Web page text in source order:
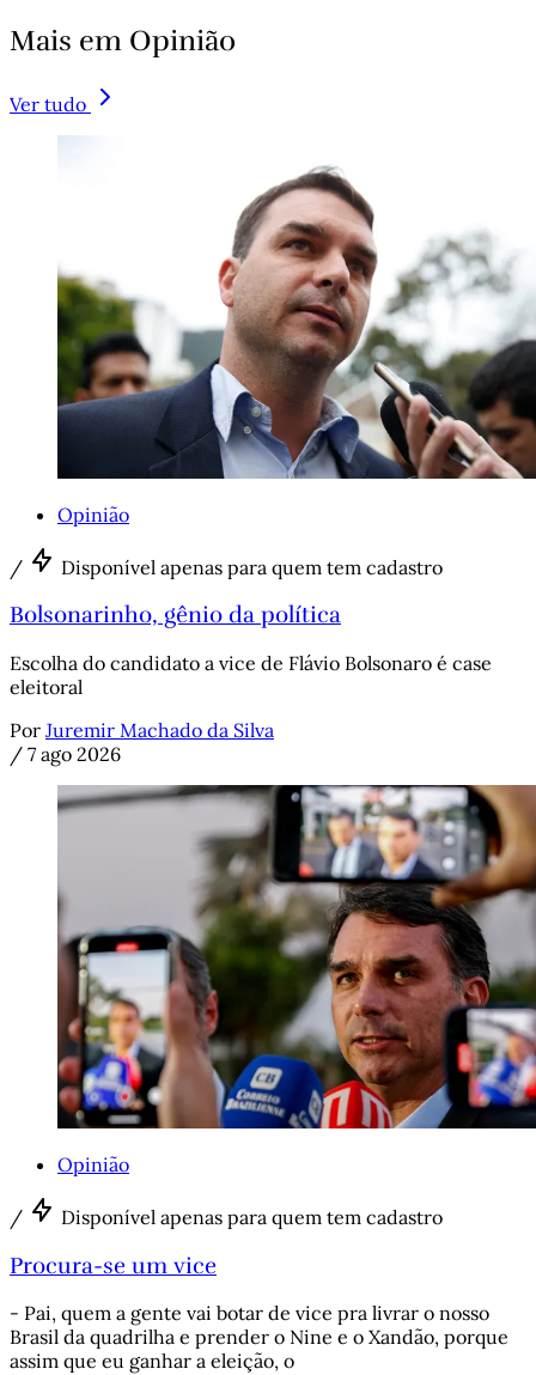
Mais em Opinião
Ver tudo
Opinião
/ Disponível apenas para quem tem cadastro
Bolsonarinho, gênio da política
Escolha do candidato a vice de Flávio Bolsonaro é case
eleitoral
Por Juremir Machado da Silva
/ 7 ago 2026
Opinião
/ Disponível apenas para quem tem cadastro
Procura-se um vice
- Pai, quem a gente vai botar de vice pra livrar o nosso
Brasil da quadrilha e prender o Nine e o Xandão, porque
assim que eu ganhar a eleição, o